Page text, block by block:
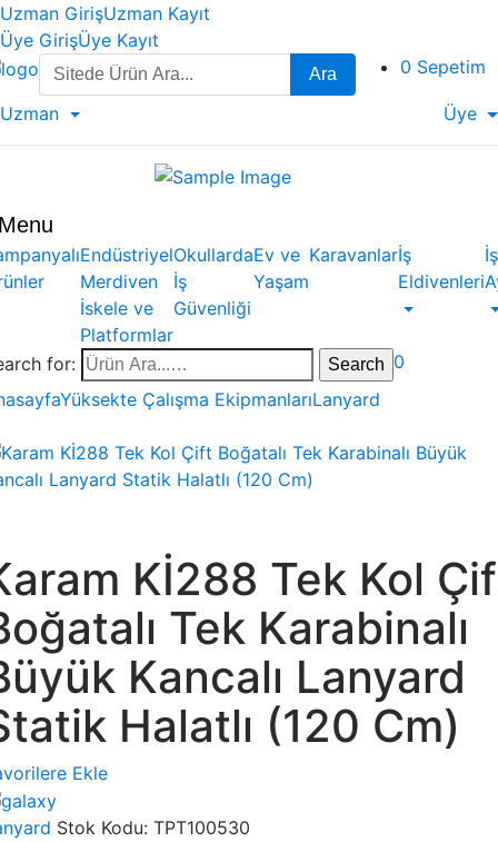
Uzman GirişUzman Kayıt
Üye GirişÜye Kayıt
Search
for:
Ara 0 Sepetim
Uzman Üye
Endüstriyel
Merdiven
İskele ve
Platformlar
Okullarda
İş
Güvenliği
Ev ve
Yaşam
Karavanlarİş
Eldivenleri
İş
for:
0
Yüksekte Çalışma EkipmanlarıLanyard
Kİ288 Tek Kol
Tek Karabinalı
Kancalı Lanyard
Halatlı (120 Cm)
Ekle
Stok Kodu: TPT100530